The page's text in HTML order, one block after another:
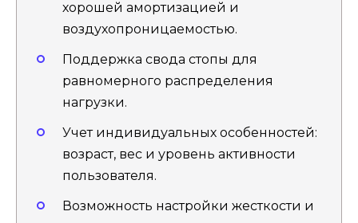
хорошей амортизацией и
воздухопроницаемостью.
Поддержка свода стопы для
равномерного распределения
нагрузки.
Учет индивидуальных особенностей:
возраст, вес и уровень активности
пользователя.
Возможность настройки жесткости и